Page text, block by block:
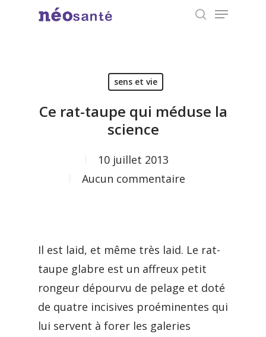
Menu
sens et vie
Ce rat-taupe qui méduse la
science
10 juillet 2013
Aucun commentaire
Il est laid, et même très laid. Le rat-
taupe glabre est un affreux petit
rongeur dépourvu de pelage et doté
de quatre incisives proéminentes qui
lui servent à forer les galeries